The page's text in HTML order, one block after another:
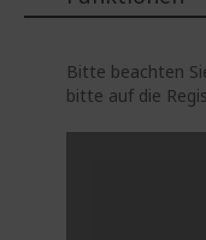
Bitte beachten
bitte auf die